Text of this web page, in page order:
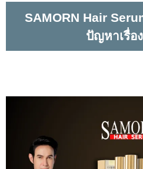
SAMORN Hair
ปัญหาเรื่อ